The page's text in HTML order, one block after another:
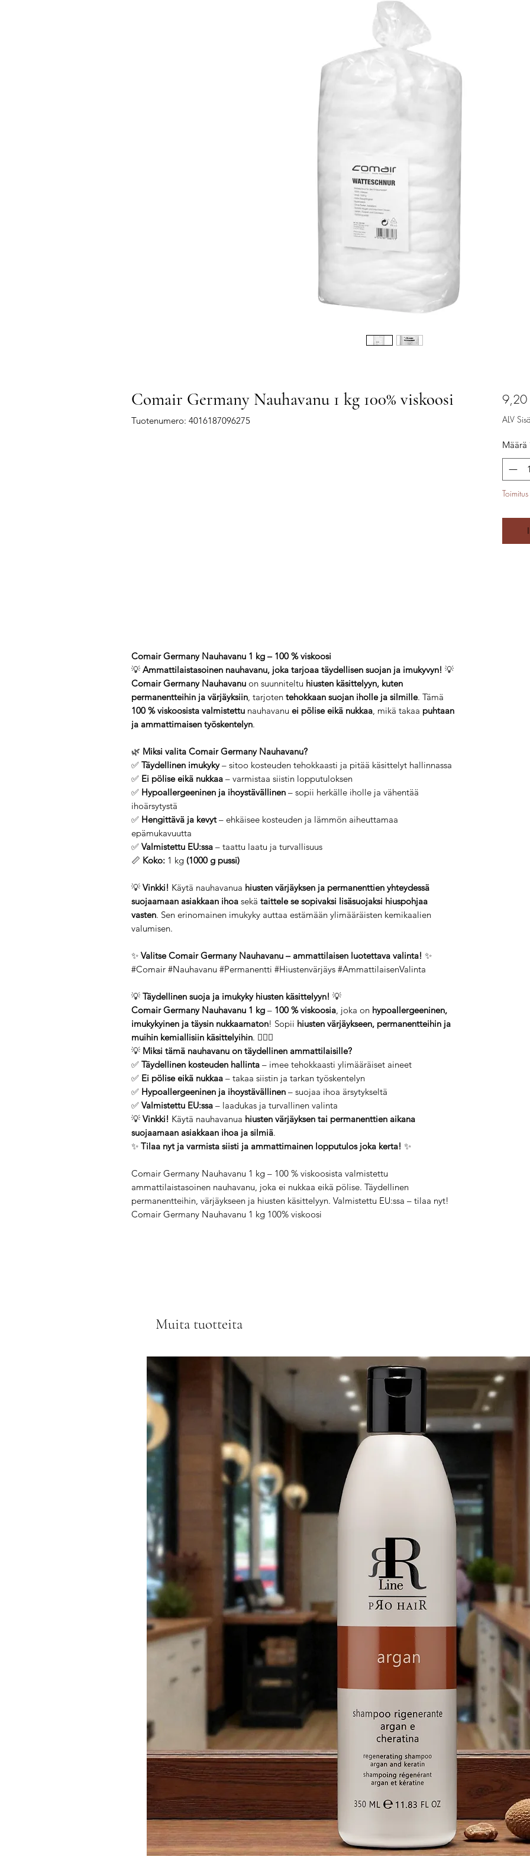
Comair Germany Nauhavanu 1 kg 100% viskoosi
Tuotenumero: 4016187096275
Comair Germany Nauhavanu 1 kg – 100 % viskoosi
💡 Ammattilaistasoinen nauhavanu, joka tarjoaa täydellisen suojan ja imukyvyn! 💡
Comair Germany Nauhavanu on suunniteltu hiusten käsittelyyn, kuten
permanentteihin ja värjäyksiin , tarjoten tehokkaan suojan iholle ja silmille. Tämä
100 % viskoosista valmistettu nauhavanu ei pölise eikä nukkaa , mikä takaa puhtaan
ja ammattimaisen työskentelyn.
🌿 Miksi valita Comair Germany Nauhavanu?
✅ Täydellinen imukyky– sitoo kosteuden tehokkaasti ja pitää käsittelyt hallinnassa
✅ Ei pölise eikä nukkaa – varmistaa siistin lopputuloksen
✅ Hypoallergeeninen ja ihoystävällinen – sopii herkälle iholle ja vähentää
ihoärsytystä
✅ Hengittävä ja kevyt– ehkäisee kosteuden ja lämmön aiheuttamaa
epämukavuutta
✅ Valmistettu EU:ssa – taattu laatu ja turvallisuus
📏 Koko: 1 kg (1000 g pussi)
💡 Vinkki! Käytä nauhavanua hiusten värjäyksen ja permanenttien yhteydessä
suojaamaan asiakkaan ihoa sekä taittele se sopivaksi lisäsuojaksi hiuspohjaa
vasten. Sen erinomainen imukyky auttaa estämään ylimääräisten kemikaalien
valumisen.
✨ Valitse Comair Germany Nauhavanu – ammattilaisen luotettava valinta! ✨
#Comair #Nauhavanu #Permanentti #Hiustenvärjäys #AmmattilaisenValinta
💡 Täydellinen suoja ja imukyky hiusten käsittelyyn! 💡
Comair Germany Nauhavanu 1 kg – 100 % viskoosia , joka on hypoallergeeninen,
imukykyinen ja täysin nukkaamaton! Sopii hiusten värjäykseen, permanentteihin ja
muihin kemiallisiin käsittelyihin. 💆‍♀️✨
💡 Miksi tämä nauhavanu on täydellinen ammattilaisille?
✅ Täydellinen kosteuden hallinta – imee tehokkaasti ylimääräiset aineet
✅ Ei pölise eikä nukkaa – takaa siistin ja tarkan työskentelyn
✅ Hypoallergeeninen ja ihoystävällinen – suojaa ihoa ärsytykseltä
✅ Valmistettu EU:ssa – laadukas ja turvallinen valinta
💡 Vinkki! Käytä nauhavanua hiusten värjäyksen tai permanenttien aikana
suojaamaan asiakkaan ihoa ja silmiä.
✨ Tilaa nyt ja varmista siisti ja ammattimainen lopputulos joka kerta! ✨
Comair Germany Nauhavanu 1 kg – 100 % viskoosista valmistettu
ammattilaistasoinen nauhavanu, joka ei nukkaa eikä pölise. Täydellinen
permanentteihin, värjäykseen ja hiusten käsittelyyn. Valmistettu EU:ssa – tilaa nyt!
Comair Germany Nauhavanu 1 kg 100% viskoosi
9,20
ALV
Määrä
Muita tuotteita